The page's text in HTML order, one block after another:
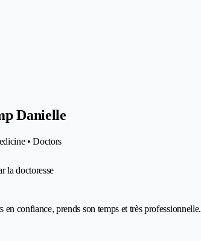
Danielle
• Doctors
la doctoresse
confiance, prends son temps et très professionnelle.